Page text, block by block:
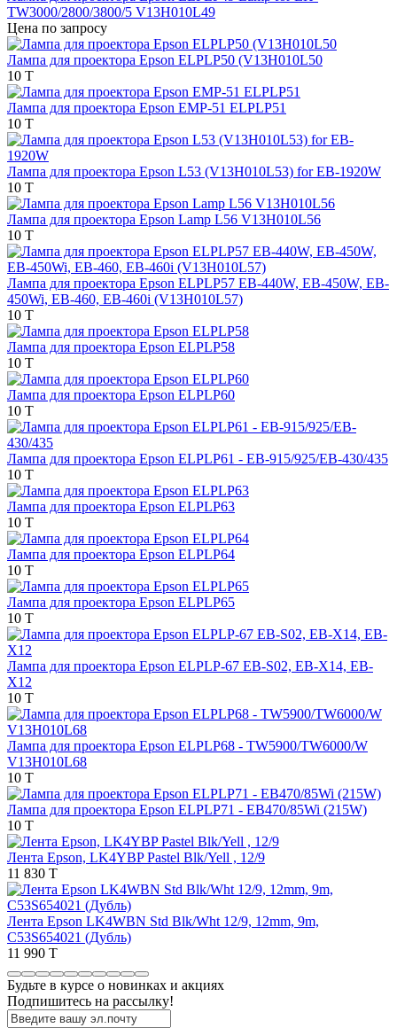
TW3000/2800/3800/5 V13H010L49
Цена по запросу
Лампа для проектора Epson ELPLP50 (V13H010L50
10 T
Лампа для проектора Epson EMP-51 ELPLP51
10 T
Лампа для проектора Epson L53 (V13H010L53) for EB-1920W
10 T
Лампа для проектора Epson Lamp L56 V13H010L56
10 T
Лампа для проектора Epson ELPLP57 EB-440W, EB-450W, EB-
450Wi, EB-460, EB-460i (V13H010L57)
10 T
Лампа для проектора Epson ELPLP58
10 T
Лампа для проектора Epson ELPLP60
10 T
Лампа для проектора Epson ELPLP61 - EB-915/925/EB-430/435
10 T
Лампа для проектора Epson ELPLP63
10 T
Лампа для проектора Epson ELPLP64
10 T
Лампа для проектора Epson ELPLP65
10 T
Лампа для проектора Epson ELPLP-67 EB-S02, EB-X14, EB-
Х12
10 T
Лампа для проектора Epson ELPLP68 - TW5900/TW6000/W
V13H010L68
10 T
Лампа для проектора Epson ELPLP71 - EB470/85Wi (215W)
10 T
Лента Epson, LK4YBP Pastel Blk/Yell , 12/9
11 830 T
Лента Epson LK4WBN Std Blk/Wht 12/9, 12mm, 9m,
C53S654021 (Дубль)
11 990 T
Будьте в курсе о новинках и акциях
Подпишитесь на рассылкy!